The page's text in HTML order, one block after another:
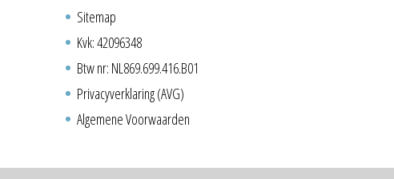
Sitemap
Kvk: 42096348
Btw nr: NL869.699.416.B01
Privacyverklaring (AVG)
Algemene Voorwaarden